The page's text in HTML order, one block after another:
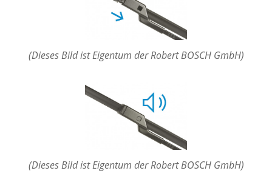
(Dieses Bild ist Eigentum der Robert BOSCH GmbH)
(Dieses Bild ist Eigentum der Robert BOSCH GmbH)